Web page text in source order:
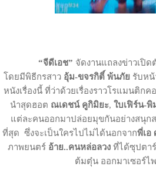
“จีดีเอช” จัดงานแถลงข่าวเปิ
โดยมีพิธีกรสาว อุ้ม-ขจรกิติ์ พ้นภัย รับหน้
หนังเรื่องนี้ ที่ว่าด้วยเรื่องราวโรแมนติ
นำสุดฮอต ณเดชน์ คูกิมิยะ, ใบเฟิร์น-พิ
แต่ละคนออกมาปล่อยมุขกันอย่างสนุก
ที่สุด ซึ่งจะเป็นใครไปไม่ได้นอกจากพี่เอ
ภาพยนตร์ อ้าย..คนหล่อลวง ที่ได้ซุปตา
ต้มตุ๋น ออกมาเซอร์ไ